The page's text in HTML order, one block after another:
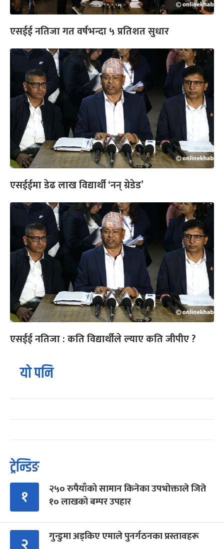
एसईई नतिजा गत वर्षभन्दा ५ प्रतिशत सुधार
एसईईमा डेढ लाख विद्यार्थी ‘नन् ग्रेडेड’
एसईई नतिजा : कति विद्यार्थीले ल्याए कति जीपीए ?
यो पनि
ट्रेन्डिङ
१
२५० रुपैयाँको सामान किनेका उपभोक्ताले जिते
१० लाखको बम्पर उपहार
२ गुन्डुमा अड्किए एमाले पुनर्गठनका प्रस्तावहरू